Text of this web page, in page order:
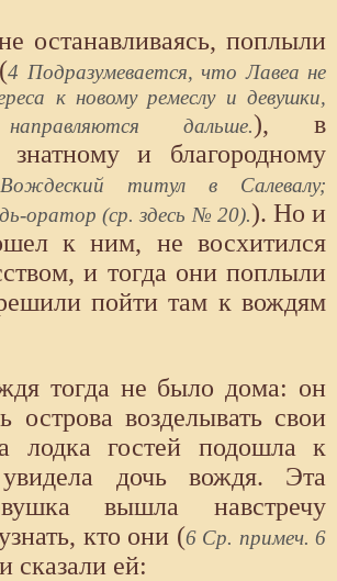
останавливаясь, поплыли
4 Подразумевается, что Лавеа не
к новому ремеслу и девушки,
дальше.), в
знатному и благородному
титул в Салевалу;
оратор (ср. здесь № 20).). Но и
к ним, не восхитился
и тогда они поплыли
пойти там к вождям
тогда не было дома: он
острова возделывать свои
лодка гостей подошла к
дочь вождя. Эта
вышла навстречу
кто они (6 Ср. примеч. 6
сказали ей: